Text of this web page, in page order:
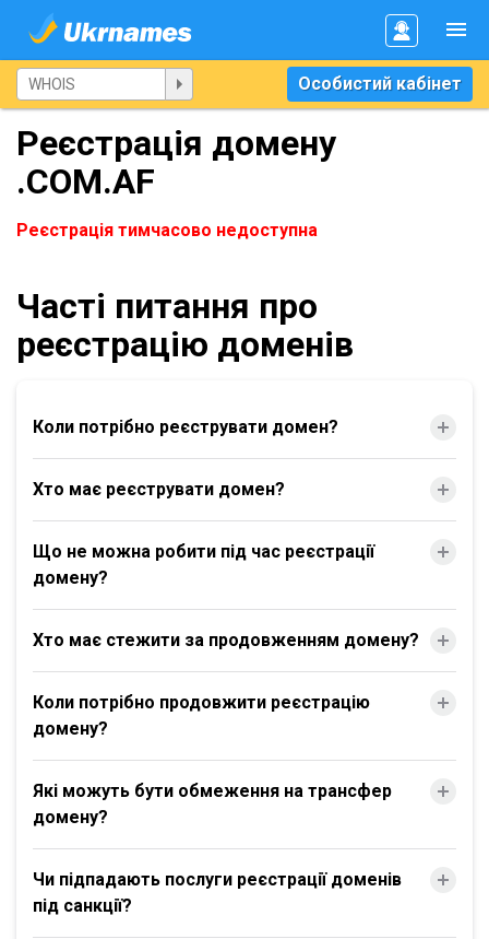
Особистий кабінет
Реєстрація домену
.COM.AF
Реєстрація тимчасово недоступна
Часті питання про
реєстрацію доменів
Коли потрібно реєструвати домен?
Хто має реєструвати домен?
Що не можна робити під час реєстрації
домену?
Хто має стежити за продовженням домену?
Коли потрібно продовжити реєстрацію
домену?
Які можуть бути обмеження на трансфер
домену?
Чи підпадають послуги реєстрації доменів
під санкції?